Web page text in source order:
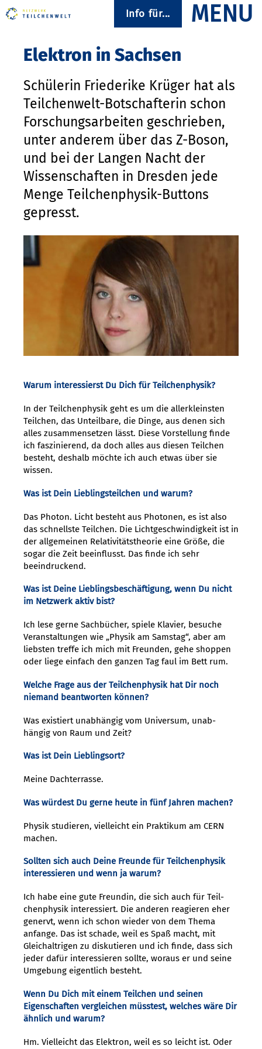
Info für...
Elektron in Sachsen
Schülerin Friederike Krüger hat als
Teilchenwelt-Botschafterin schon
Forschungsarbeiten geschrieben,
unter anderem über das Z-Boson,
und bei der Langen Nacht der
Wissenschaften in Dresden jede
Menge Teilchenphysik-Buttons
gepresst.
Warum interessierst Du Dich für Teilchenphysik?
In der Teilchenphysik geht es um die allerkleinsten
Teilchen, das Unteilbare, die Dinge, aus denen sich
alles zusammensetzen lässt. Diese Vorstellung finde
ich faszinierend, da doch alles aus diesen Teilchen
besteht, deshalb möchte ich auch etwas über sie
wissen.
Was ist Dein Lieblingsteilchen und warum?
Das Photon. Licht besteht aus Photonen, es ist also
das schnellste Teilchen. Die Lichtgeschwindigkeit ist in
der allgemeinen Relativitätstheorie eine Grö­ße, die
sogar die Zeit beeinflusst. Das finde ich sehr
beeindruckend.
Was ist Deine Lieblingsbeschäftigung, wenn Du nicht
im Netzwerk aktiv bist?
Ich lese gerne Sachbücher, spiele Klavier, besuche
Veranstaltungen wie „Physik am Samstag“, aber am
liebsten treffe ich mich mit Freunden, gehe shoppen
oder liege einfach den ganzen Tag faul im Bett rum.
Welche Frage aus der Teilchenphysik hat Dir noch
niemand beantworten können?
Was existiert unabhängig vom Universum, unab­
hängig von Raum und Zeit?
Was ist Dein Lieblingsort?
Meine Dachterrasse.
Was würdest Du gerne heute in fünf Jahren ma­chen?
Physik studieren, vielleicht ein Praktikum am CERN
machen.
Sollten sich auch Deine Freunde für Teilchen­physik
interessieren und wenn ja warum?
Ich habe eine gute Freundin, die sich auch für Teil­
chenphysik interessiert. Die anderen reagieren eher
genervt, wenn ich schon wieder von dem Thema
anfange. Das ist schade, weil es Spaß macht, mit
Gleichaltrigen zu diskutieren und ich finde, dass sich
jeder dafür interessieren sollte, woraus er und seine
Umgebung eigentlich besteht.
Wenn Du Dich mit einem Teilchen und seinen
Eigenschaften vergleichen müsstest, welches wäre Dir
ähnlich und warum?
Hm. Vielleicht das Elektron, weil es so leicht ist. Oder